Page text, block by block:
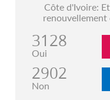
Côte d'Ivoire:
renouvellement
3128
Oui
2902
Non